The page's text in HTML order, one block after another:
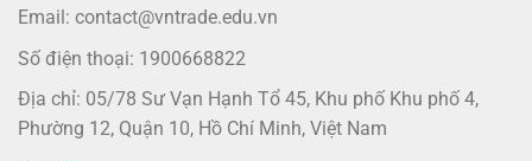
Email: contact@vntrade.edu.vn
Số điện thoại: 1900668822
Địa chỉ: 05/78 Sư Vạn Hạnh Tổ 45, Khu phố Khu phố 4,
Phường 12, Quận 10, Hồ Chí Minh, Việt Nam